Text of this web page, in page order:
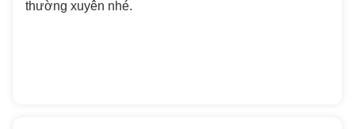
thường xuyên nhé.